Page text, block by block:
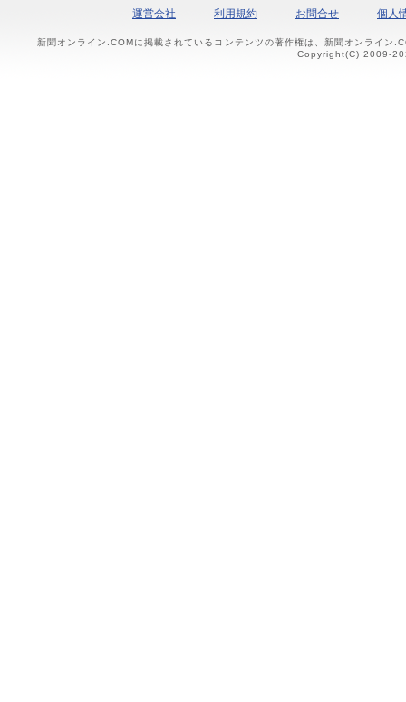
運営会社 利用規約 お問合せ 個人
新聞オンライン.COMに掲載されているコンテンツの著作権は、新聞オンライン
Copyright(C) 2009-